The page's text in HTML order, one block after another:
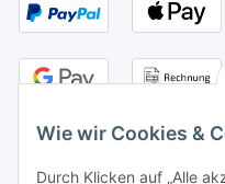
Wie wir Cookies &
Durch Klicken auf „Alle